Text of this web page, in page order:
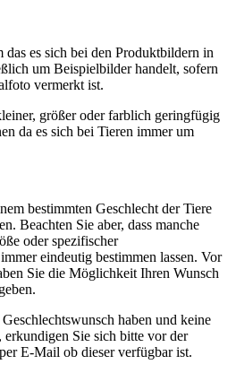
das es sich bei den Produktbildern in
um Beispielbilder handelt, sofern
vermerkt ist.
größer oder farblich geringfügig
da es sich bei Tieren immer um
bestimmten Geschlecht der Tiere
Beachten Sie aber, dass manche
oder spezifischer
eindeutig bestimmen lassen. Vor
Sie die Möglichkeit Ihren Wunsch
haben und keine
Sie sich bitte vor der
E-Mail ob dieser verfügbar ist.